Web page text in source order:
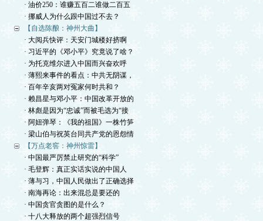
· 油价250：谁赚五百二谁做二百五
· 挪威人为什么跟中国过不去？
【自选陈酿：神州大曲】
· 大阅兵快评：天安门城楼好挤啊
· 习近平的《邓小平》究竟说了啥？
· 为托克维尔进入中国而兴奋欢呼
· 薄熙来事件的看点：中共无阴谋，
· 百年辛亥两对冤家何时共和？
· 赖昌星与邓小平：中国改革开放的
· 林彪是因为“忠诚”而被毛选为“接
· 阿妞弹琴：《我的祖国》一株竹笋
· 梁山伯与祝英台同共产党的恩怨情
【万点老窖：神州惊雷】
· 中国最严厉禁止研究的“科学”
· 毛登辉：真正实话实说的中国人
· 薄与习，中国人民做出了正确选择
· 南海再论：出来混总是要还的
· 中国贪官贪图的是什么？
· 十八大释放的两个超强烈信号